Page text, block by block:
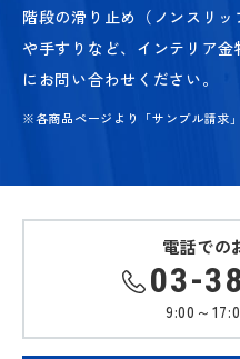
階段の滑り止め（ノンスリッ
や手すりなど、 インテリア
にお問い合わせください。
※各商品ページより「サンプル請求
電話での
03-
9:00～